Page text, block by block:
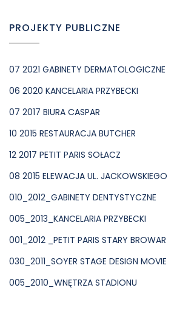
PROJEKTY PUBLICZNE
07 2021 GABINETY DERMATOLOGICZNE
06 2020 KANCELARIA PRZYBECKI
07 2017 BIURA CASPAR
10 2015 RESTAURACJA BUTCHER
12 2017 PETIT PARIS SOŁACZ
08 2015 ELEWACJA UL. JACKOWSKIEGO
010_2012_GABINETY DENTYSTYCZNE
005_2013_KANCELARIA PRZYBECKI
001_2012 _PETIT PARIS STARY BROWAR
030_2011_SOYER STAGE DESIGN MOVIE
005_2010_WNĘTRZA STADIONU